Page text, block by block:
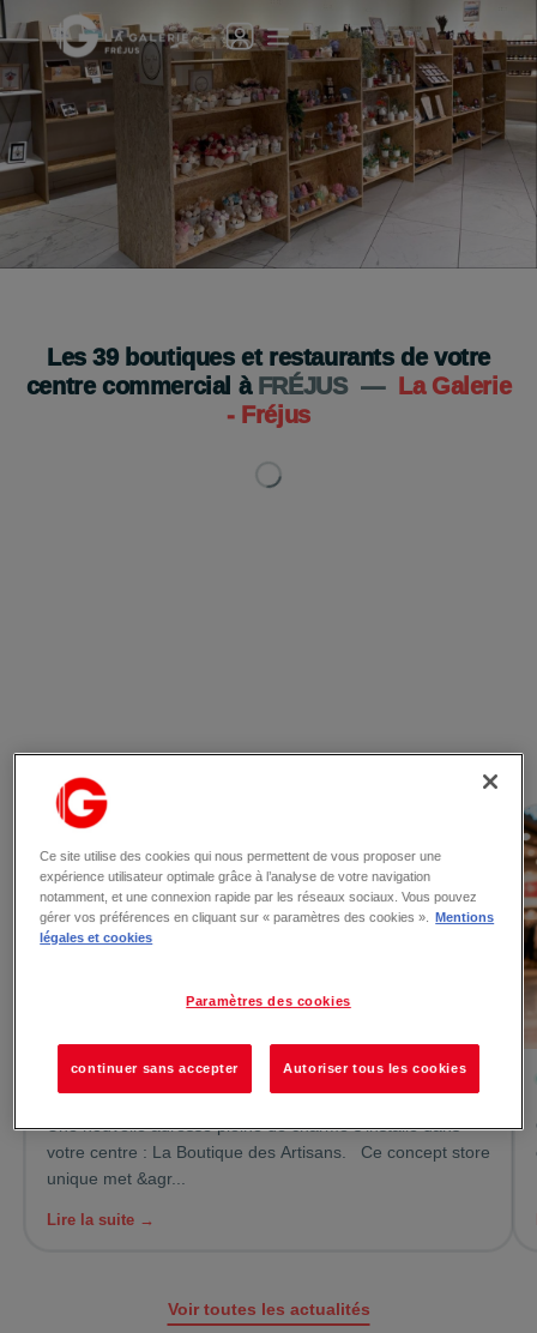
Les39boutiques et restaurants de votre
centre commercial à FRÉJUS —
La Galerie
- Fréjus
Les actualités
La Boutique des Artisans s’installe à Fréjus
Une nouvelle adresse pleine de charme s’installe dans
votre centre : La Boutique des Artisans. Ce concept store
unique met &agr...
Lire la suite →
Voir toutes les actualités
Ce site utilise des cookies qui nous permettent de vous proposer une
expérience utilisateur optimale grâce à l’analyse de votre navigation
notamment, et une connexion rapide par les réseaux sociaux. Vous pouvez
gérer vos préférences en cliquant sur « paramètres des cookies ».
Mentions
légales et cookies
Paramètres des cookies
continuer sans accepter Autoriser tous les cookies